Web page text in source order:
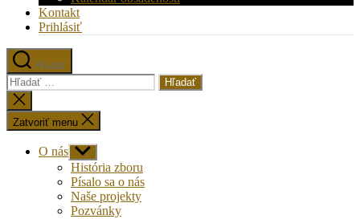
Kontakt
Prihlásiť
Hľadať
Vyhľadať:
Zatvoriť
vyhľadávanie
Zatvoriť menu
O nás Zobraziť
druhú
úroveň
navigácie
História zboru
Písalo sa o nás
Naše projekty
Pozvánky